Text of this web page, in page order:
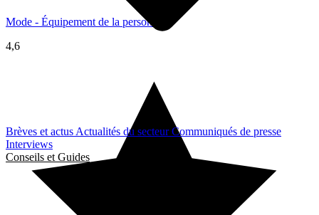
Brèves et actus Actualités du secteurCommuniqués de presse
Interviews
Conseils et Guides
Mode - Équipement de la personne
4,6